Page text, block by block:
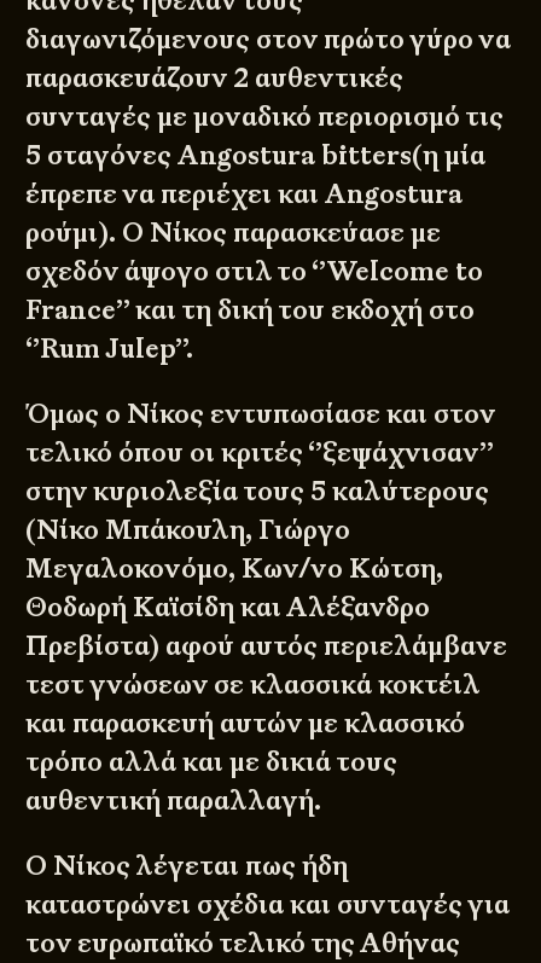
διαγωνιζόμενους στον πρώτο γύρο να
παρασκευάζουν 2 αυθεντικές
συνταγές με μοναδικό περιορισμό τις
5 σταγόνες Angostura bitters(η μία
έπρεπε να περιέχει και Angostura
ρούμι). Ο Νίκος παρασκεύασε με
σχεδόν άψογο στιλ το ‘’Welcome to
France’’και τη δική του εκδοχή στο
‘’Rum Julep’’.
Όμως ο Νίκος εντυπωσίασε και στον
τελικό όπου οι κριτές ‘’ξεψάχνισαν’’
στην κυριολεξία τους 5 καλύτερους
(Νίκο Μπάκουλη, Γιώργο
Μεγαλοκονόμο, Κων/νο Κώτση,
Θοδωρή Καϊσίδη και Αλέξανδρο
Πρεβίστα) αφού αυτός περιελάμβανε
τεστ γνώσεων σε κλασσικά κοκτέιλ
και παρασκευή αυτών με κλασσικό
τρόπο αλλά και με δικιά τους
αυθεντική παραλλαγή.
Ο Νίκος λέγεται πως ήδη
καταστρώνει σχέδια και συνταγές για
τον ευρωπαϊκό τελικό της Αθήνας